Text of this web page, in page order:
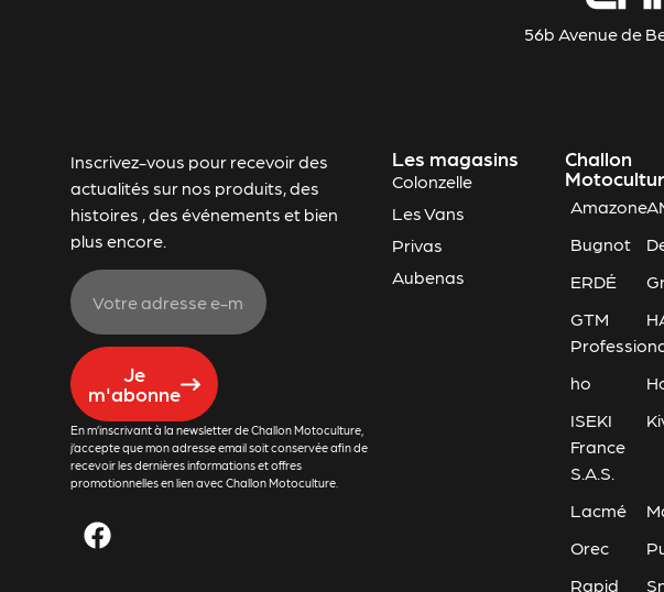
56b Avenue de
Inscrivez-vous pour recevoir des
actualités sur nos produits, des
histoires , des événements et bien
plus encore.
Je
m'abonne
En m’inscrivant à la newsletter de Challon Motoculture,
j’accepte que mon adresse email soit conservée afin de
recevoir les dernières informations et offres
promotionnelles en lien avec Challon Motoculture.
Les magasins
Colonzelle
Les Vans
Privas
Aubenas
Challon
Amazone
Bugnot
ERDÉ
GTM
ho
ISEKI
France
S.A.S.
Lacmé
Orec
Rapid